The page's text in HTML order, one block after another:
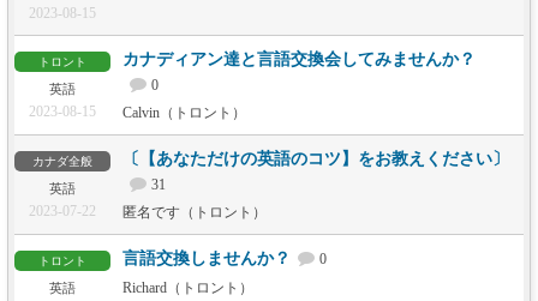
2023-08-15
トロント
英語
2023-08-15
カナディアン達と言語交換会してみませんか？
0
Calvin（トロント）
カナダ全般
英語
2023-07-22
〔【あなただけの英語のコツ】をお教えください〕
31
匿名です（トロント）
トロント
英語
言語交換しませんか？
0
Richard（トロント）